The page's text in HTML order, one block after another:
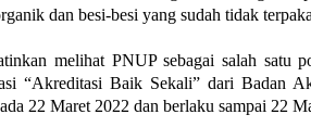
dan besi-besi yang sudah tidak
melihat PNUP sebagai salah
“Akreditasi Baik Sekali” dari Badan
22 Maret 2022 dan berlaku sampai 22